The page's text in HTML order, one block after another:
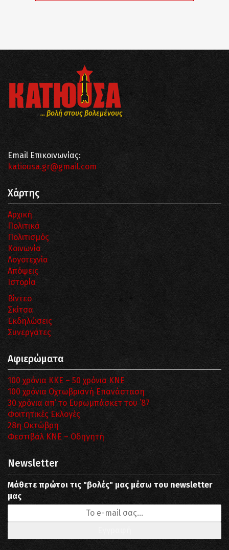
... βολή στους βολεμένους
Email Επικοινωνίας:
katiousa.gr@gmail.com
Χάρτης
Αρχική
Πολιτικά
Πολιτισμός
Κοινωνία
Λογοτεχνία
Απόψεις
Ιστορία
Βίντεο
Σκίτσα
Εκδηλώσεις
Συνεργάτες
Αφιερώματα
100 χρόνια ΚΚΕ – 50 χρόνια ΚΝΕ
100 χρόνια Οχτωβριανή Επανάσταση
30 χρόνια απ’ το Ευρωμπάσκετ του ΄87
Φοιτητικές Εκλογές
28η Οκτώβρη
Φεστιβάλ ΚΝΕ – Οδηγητή
Newsletter
Μάθετε πρώτοι τις "βολές" μας μέσω του newsletter
μας